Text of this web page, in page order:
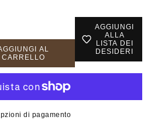
AL
CARRELLO
AGGIUNGI
ALLA
LISTA DEI
DESIDERI
di pagamento